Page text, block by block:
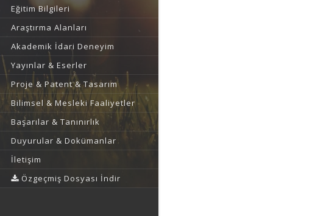
Eğitim Bilgileri
Araştırma Alanları
Akademik İdari Deneyim
Yayınlar & Eserler
Proje & Patent & Tasarım
Bilimsel & Mesleki Faaliyetler
Başarılar & Tanınırlık
Duyurular & Dokümanlar
İletişim
Özgeçmiş Dosyası İndir